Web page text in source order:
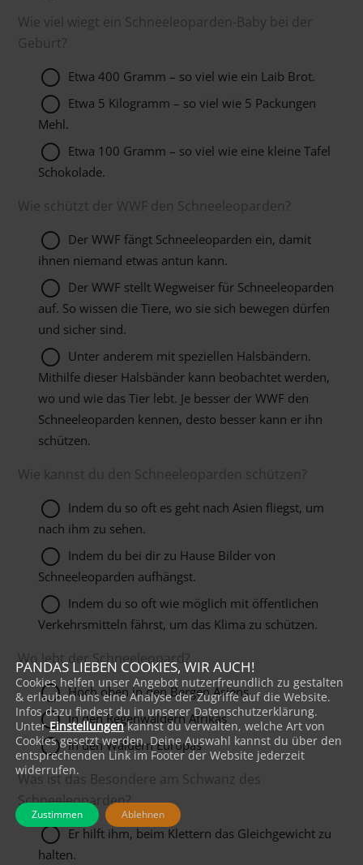
Wie viel wiegt ein Schneeleoparden-Baby bei der
Geburt?
Etwa 400 Gramm – so viel wie ein Laib Brot.
Etwa 5 Kilogramm – so viel wie 5 Packungen
Mehl.
Etwa 100 Gramm – so viel wie eine kleine Tafel
Schokolade.
Wie schützt der WWF den Schneeleoparden?
Der WWF fängt Schneeleoparden ein, damit
ihnen niemand etwas antun kann.
Der WWF stellt Wegweiser für Schneeleoparden
auf. So wissen die Tiere, wo sie sich bewegen dürfen
und sicher sind.
Unter anderem mit speziellen Halsbändern.
Mithilfe dieser Halsbänder kann beobachtet werden,
wo und wie das Tier lebt. Je besser der WWF den
Schneeleoparden kennen, desto besser kann er ihn
schützen.
Wie kannst du den Schneeleoparden schützen?
Indem du so oft es geht nach Asien fliegst, um
nach ihm zu sehen.
Indem du bei dir zu Hause Bilder von
Schneeleoparden aufhängst.
Indem du so oft wie möglich mit öffentlichen
Verkehrsmitteln fährst, um das Klima zu schützen.
Wo lebt der Schneeleopard?
Hoch oben in den Bergen Asiens
In den Regenwäldern Afrikas
In den Wäldern Europas
Was ist das Besondere am Schwanz des
Schneeleoparden?
Er hilft ihm, beim Klettern das Gleichgewicht zu
halten.
PANDAS LIEBEN COOKIES, WIR AUCH!
Cookies helfen unser Angebot nutzerfreundlich zu gestalten
& erlauben uns eine Analyse der Zugriffe auf die Website.
Infos dazu findest du in unserer Datenschutzerklärung.
UnterEinstellungen kannst du verwalten, welche Art von
Cookies gesetzt werden. Deine Auswahl kannst du über den
entsprechenden Link im Footer der Website jederzeit
widerrufen.
Zustimmen Ablehnen